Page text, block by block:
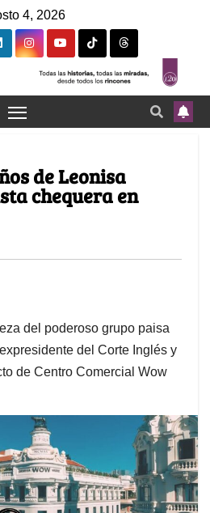
4, 2026
de Leonisa
chequera en
del poderoso grupo paisa
del Corte Inglés y
de Centro Comercial Wow